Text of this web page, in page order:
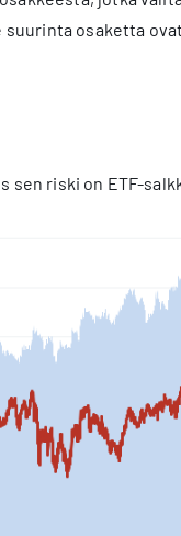
suurinta osaketta
riski on ETF-